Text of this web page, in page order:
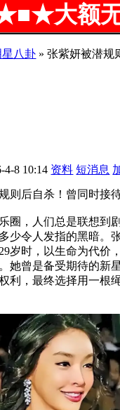
大额
八卦 » 张紫妍被潜规
4-8 10:14 资料 短消息
则后自杀！曾同时接
圈，人们总是联想到
少令人发指的黑暗。
岁时，以生命为代价
她曾是备受期待的新
利，最终选择用一根